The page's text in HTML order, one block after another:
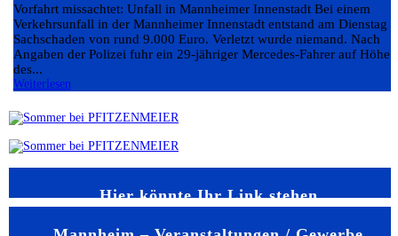
Vorfahrt missachtet: Unfall in Mannheimer Innenstadt Bei einem
Verkehrsunfall in der Mannheimer Innenstadt entstand am Dienstag
Sachschaden von rund 9.000 Euro. Verletzt wurde niemand. Nach
Angaben der Polizei fuhr ein 29-jähriger Mercedes-Fahrer auf Höhe
des...
Weiterlesen
Hier könnte Ihr Link stehen